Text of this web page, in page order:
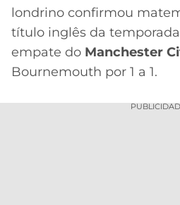
ONLINE
2026
GRÊMIO
ATLÉTICO
LALIGA
londrino confirmou
título inglês da temporada
empate do Manchester
Bournemouth por 1 a 1.